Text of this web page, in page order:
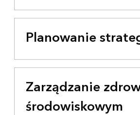
Planowanie
Zarządzanie
środowiskowym